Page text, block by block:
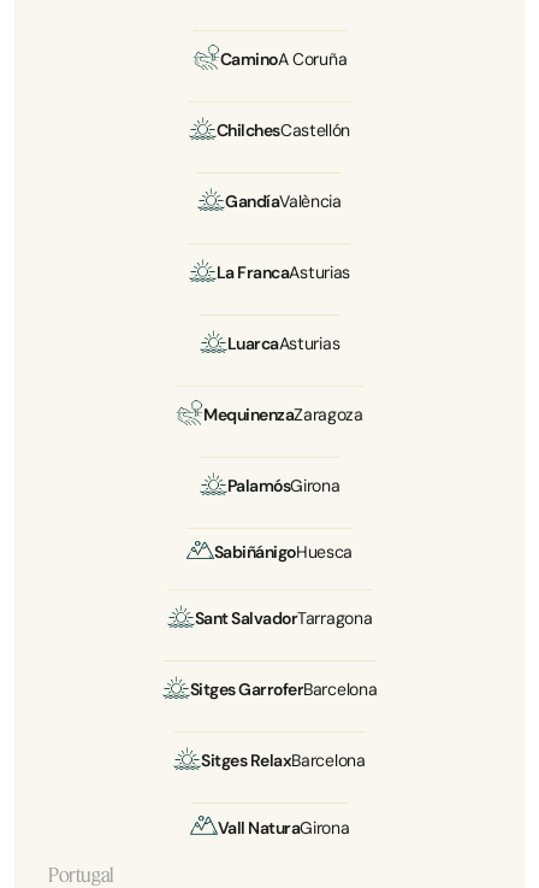
CaminoA Coruña
ChilchesCastellón
GandíaValència
La FrancaAsturias
LuarcaAsturias
MequinenzaZaragoza
PalamósGirona
SabiñánigoHuesca
Sant SalvadorTarragona
Sitges GarroferBarcelona
Sitges RelaxBarcelona
Vall NaturaGirona
Portugal